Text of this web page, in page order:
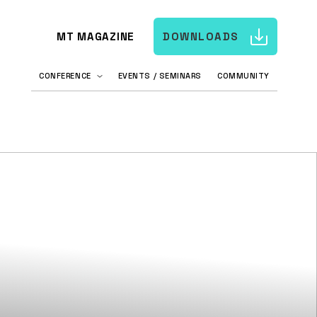
DOWNLOADS
MT MAGAZINE
CONFERENCE EVENTS / SEMINARS COMMUNITY